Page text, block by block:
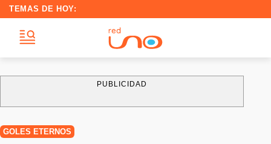
TEMAS DE HOY:
PUBLICIDAD
GOLES ETERNOS